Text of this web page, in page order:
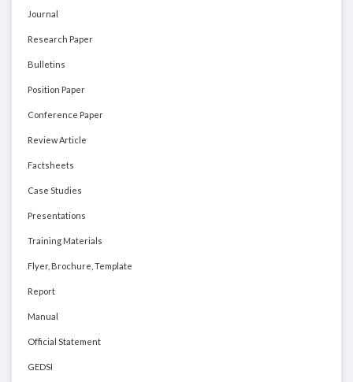
Journal
Research Paper
Bulletins
Position Paper
Conference Paper
Review Article
Factsheets
Case Studies
Presentations
Training Materials
Flyer, Brochure, Template
Report
Manual
Official Statement
GEDSI